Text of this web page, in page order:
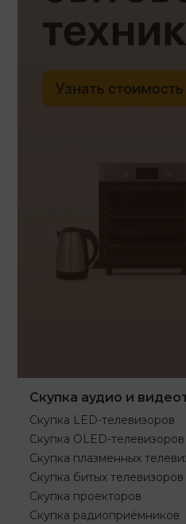
Скупка аудио и
Скупка LED-телевизоров
Скупка OLED-телевизоров
Скупка плазменных
Скупка битых телевизоров
Скупка проекторов
Скупка радиоприёмников